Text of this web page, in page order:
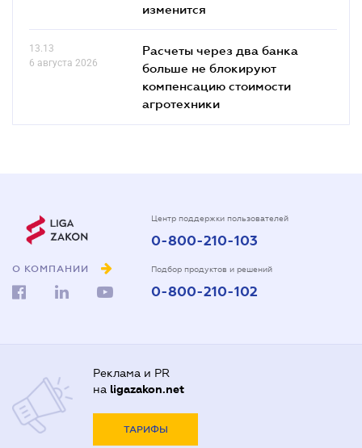
изменится
13.13
6 августа 2026
Расчеты через два банка
больше не блокируют
компенсацию стоимости
агротехники
О КОМПАНИИ
Центр поддержки пользователей
0-800-210-103
Подбор продуктов и решений
0-800-210-102
Реклама и PR
на ligazakon.net
ТАРИФЫ